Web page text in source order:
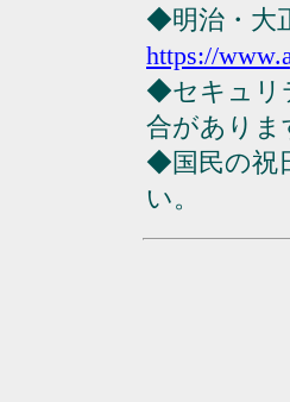
◆明治・大
https://
◆セキュリ
合がありま
◆国民の祝
い。